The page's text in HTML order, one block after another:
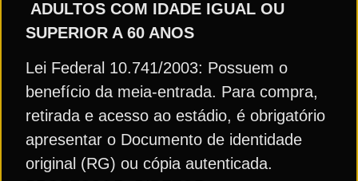
ADULTOS COM IDADE IGUAL OU
SUPERIOR A 60 ANOS
Lei Federal 10.741/2003: Possuem o
benefício da meia-entrada. Para compra,
retirada e acesso ao estádio, é obrigatório
apresentar o Documento de identidade
original (RG) ou cópia autenticada.